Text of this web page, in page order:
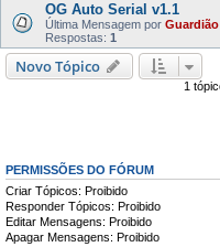
OG Auto Serial v1.1
Última Mensagem por Guardião
Respostas: 1
Novo Tópico
1
PERMISSÕES DO FÓRUM
Criar Tópicos: Proibido
Responder Tópicos: Proibido
Editar Mensagens: Proibido
Apagar Mensagens: Proibido